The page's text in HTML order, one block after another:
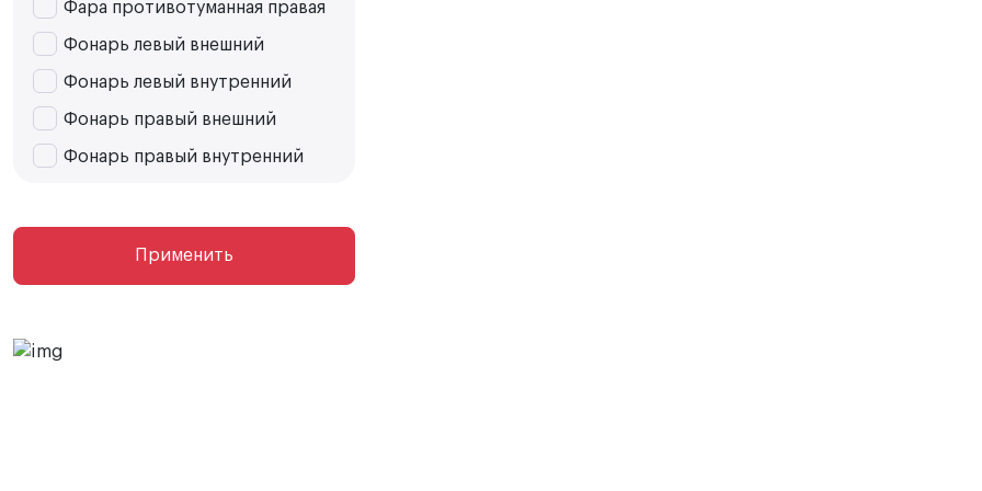
Фара противотуманная правая
Фонарь левый внешний
Фонарь левый внутренний
Фонарь правый внешний
Фонарь правый внутренний
Применить